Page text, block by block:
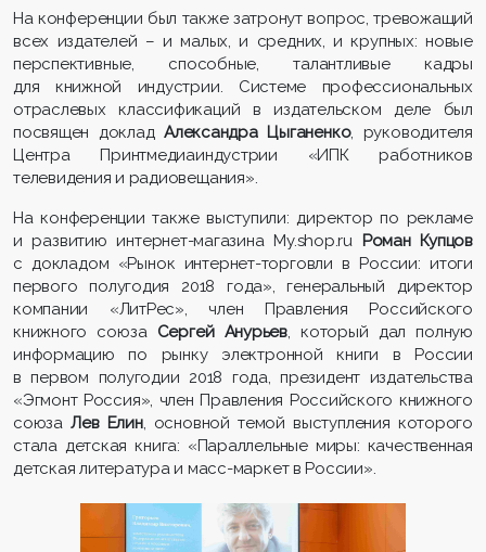
На конференции был также затронут вопрос, тревожащий
всех издателей – и малых, и средних, и крупных: новые
перспективные, способные, талантливые кадры
для книжной индустрии. Системе профессиональных
отраслевых классификаций в издательском деле был
посвящен докладАлександра Цыганенко, руководителя
Центра Принтмедиаиндустрии «ИПК работников
телевидения и радиовещания».
На конференции также выступили: директор по рекламе
и развитию интернет-магазина My.shop.ru Роман Купцов
с докладом «Рынок интернет-торговли в России: итоги
первого полугодия 2018 года», генеральный директор
компании «ЛитРес», член Правления Российского
книжного союза Сергей Анурьев, который дал полную
информацию по рынку электронной книги в России
в первом полугодии 2018 года, президент издательства
«Эгмонт Россия», член Правления Российского книжного
союзаЛев Елин, основной темой выступления которого
стала детская книга: «Параллельные миры: качественная
детская литература и масс-маркет в России».